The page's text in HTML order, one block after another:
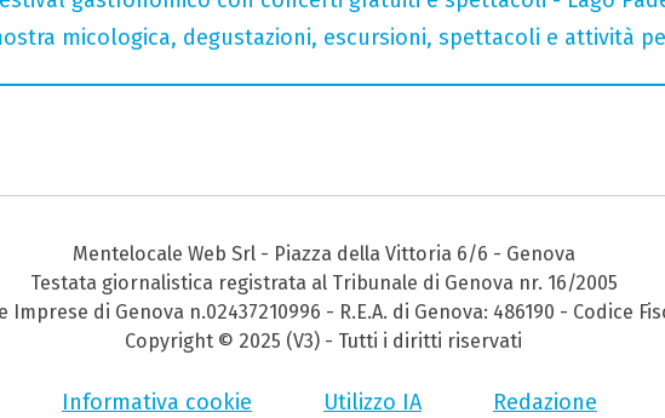
micologica, degustazioni, escursioni, spettacoli e attività
Mentelocale Web Srl - Piazza della Vittoria 6/6 - Genova
Testata giornalistica registrata al Tribunale di Genova nr. 16/2005
di Genova n.02437210996 - R.E.A. di Genova: 486190 - Codice
Copyright © 2025 (V3) - Tutti i diritti riservati
Informativa cookie Utilizzo IA Redazione